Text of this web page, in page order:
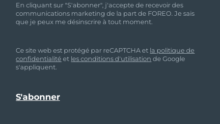
En cliquant sur "S'abonner", j'accepte de recevoir des
communications marketing de la part de FOREO. Je sais
que je peux me désinscrire à tout moment.
Ce site web est protégé par reCAPTCHA et la politique de
confidentialité et les conditions d'utilisation de Google
s'appliquent.